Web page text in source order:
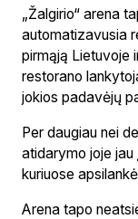
„Žalgirio“ arena
automatizavusia
pirmąją Lietuvoje
restorano
jokios padavėjų
Per daugiau nei
atidarymo joje
kuriuose
Arena tapo